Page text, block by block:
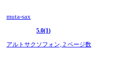
muta-sax
5.0(1)
アルトサクソフォン, 2 ページ数